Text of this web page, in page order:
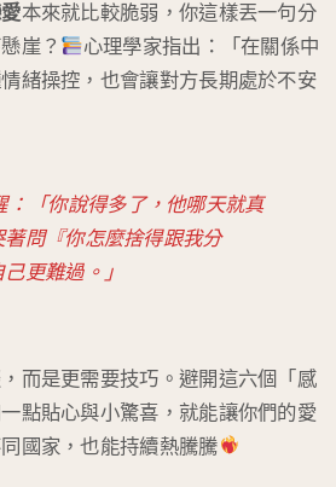
本來就比較脆弱，你這樣丟一句分
崖？
心理學家指出：「在關係中
緒操控，也會讓對方長期處於不安
：「你說得多了，他哪天就真
問『你怎麼捨得跟我分
更難過。」
而是更需要技巧。避開這六個「感
點貼心與小驚喜，就能讓你們的愛
國家，也能持續熱騰騰